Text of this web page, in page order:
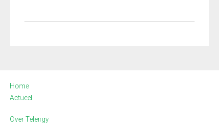
Home
Actueel
Over Telengy